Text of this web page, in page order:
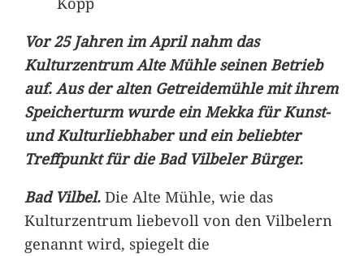
Vor 25 Jahren im April nahm das
Kulturzentrum Alte Mühle seinen Betrieb
auf. Aus der alten Getreidemühle mit ihrem
Speicherturm wurde ein Mekka für Kunst-
und Kulturliebhaber und ein beliebter
Treffpunkt für die Bad Vilbeler Bürger.
Bad Vilbel. Die Alte Mühle, wie das
Kulturzentrum liebevoll von den Vilbelern
genannt wird, spiegelt die